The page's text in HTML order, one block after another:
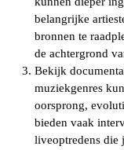
belangrijke
bronnen te
de achtergrond
Bekijk
muziekgenres
oorsprong,
bieden vaak
liveoptredens die